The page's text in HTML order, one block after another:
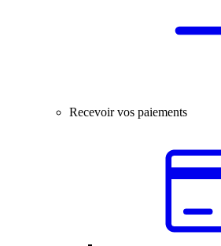
Recevoir vos paiements